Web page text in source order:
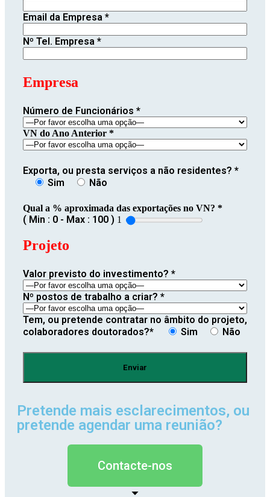
Email da Empresa *
Nº Tel. Empresa *
Empresa
Número de Funcionários *
VN do Ano Anterior *
Exporta, ou presta serviços a não residentes? *
Sim
Não
Qual a % aproximada das exportações no VN? *
( Min : 0 - Max : 100 ) 1
Projeto
Valor previsto do investimento? *
Nº postos de trabalho a criar? *
Tem, ou pretende contratar no âmbito do projeto,
colaboradores doutorados?*
Sim Não
Pretende mais esclarecimentos, ou
pretende agendar uma reunião?
Contacte-nos